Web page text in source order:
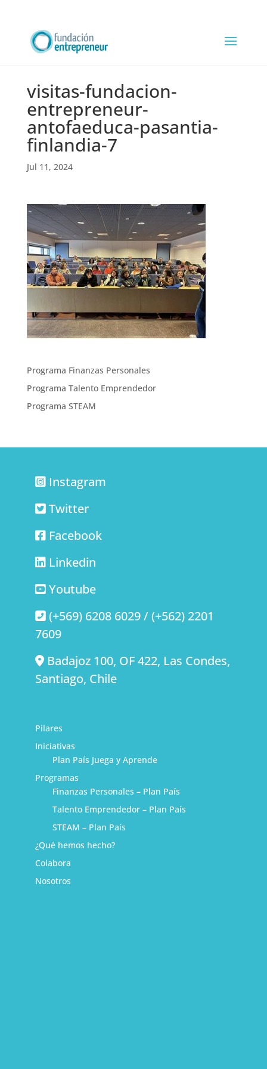
visitas-fundacion-
entrepreneur-
antofaeduca-pasantia-
finlandia-7
Jul 11, 2024
Programa Finanzas Personales
Programa Talento Emprendedor
Programa STEAM
Instagram
Twitter
Facebook
Linkedin
Youtube
(+569) 6208 6029 / (+562) 2201
7609
Badajoz 100, OF 422, Las Condes,
Santiago, Chile
Pilares
Iniciativas
Plan País Juega y Aprende
Programas
Finanzas Personales – Plan País
Talento Emprendedor – Plan País
STEAM – Plan País
¿Qué hemos hecho?
Colabora
Nosotros